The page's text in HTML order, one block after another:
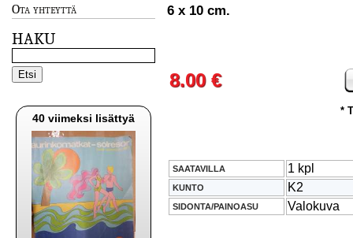
Ota yhteyttä
HAKU
40 viimeksi lisättyä
6 x 10 cm.
8.00 €
*
SAATAVILLA 1 kpl
KUNTO K2
SIDONTA/PAINOASU Valokuva